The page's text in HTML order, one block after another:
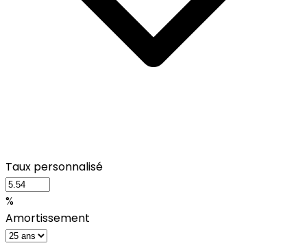
Taux personnalisé
%
Amortissement